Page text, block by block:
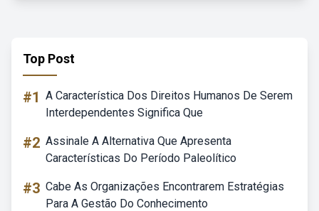
Top Post
#1 A Característica Dos Direitos Humanos De Serem
Interdependentes Significa Que
#2 Assinale A Alternativa Que Apresenta
Características Do Período Paleolítico
#3 Cabe As Organizações Encontrarem Estratégias
Para A Gestão Do Conhecimento